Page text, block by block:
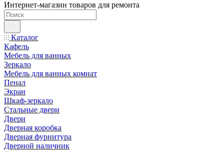
Интернет-магазин товаров для ремонта
Каталог
Кафель
Мебель для ванных
Зеркало
Мебель для ванных комнат
Пенал
Экран
Шкаф-зеркало
Стальные двери
Двери
Дверная коробка
Дверная фурнитура
Дверной наличник